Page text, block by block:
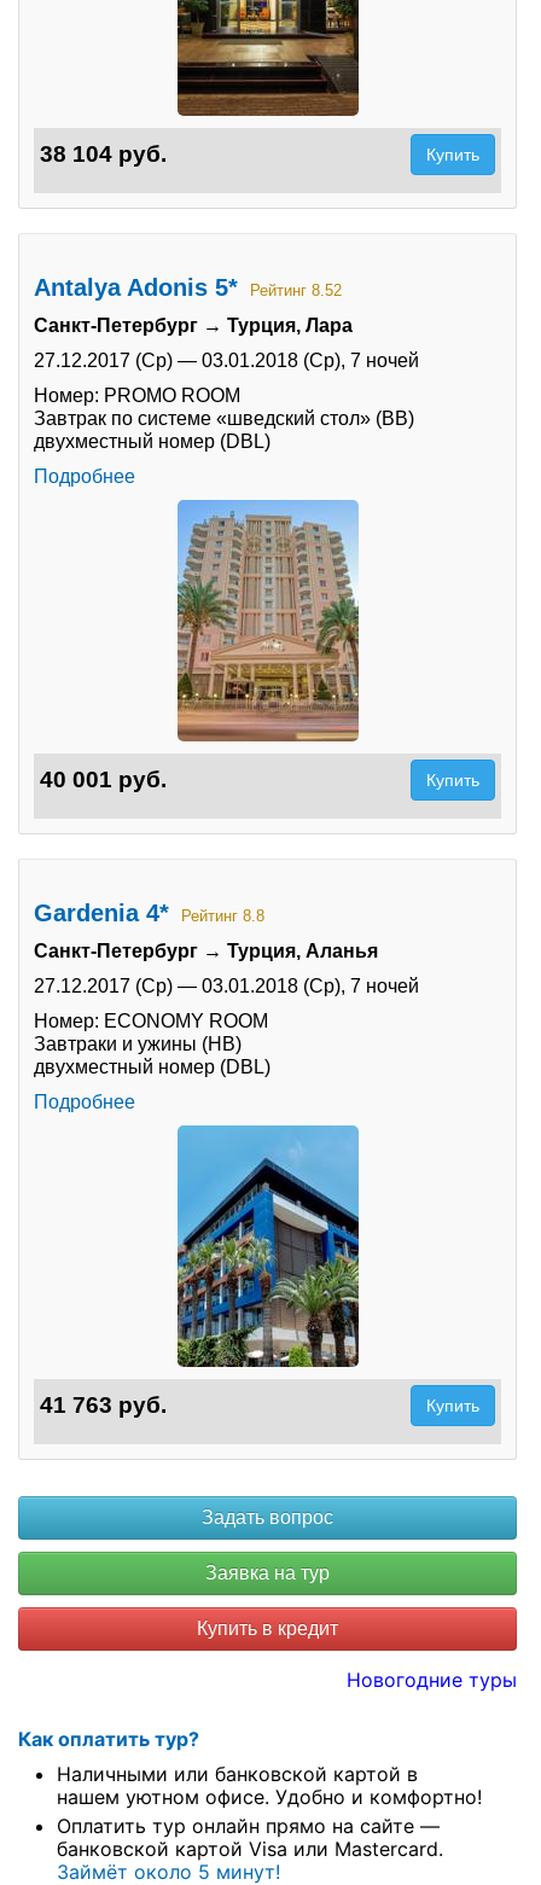
38 104 руб. Купить
Antalya Adonis 5* Рейтинг 8.52
Санкт-Петербург → Турция, Лара
27.12.2017 (Ср) — 03.01.2018 (Ср), 7 ночей
Номер: PROMO ROOM
Завтрак по системе «шведский стол» (BB)
двухместный номер (DBL)
Подробнее
40 001 руб. Купить
Gardenia 4* Рейтинг 8.8
Санкт-Петербург → Турция, Аланья
27.12.2017 (Ср) — 03.01.2018 (Ср), 7 ночей
Номер: ECONOMY ROOM
Завтраки и ужины (HB)
двухместный номер (DBL)
Подробнее
41 763 руб. Купить
Купить в кредит
Новогодние туры
Как оплатить тур?
Наличными или банковской картой в
нашем уютном офисе. Удобно и комфортно!
Оплатить тур онлайн прямо на сайте —
банковской картой Visa или Mastercard.
Займёт около 5 минут!